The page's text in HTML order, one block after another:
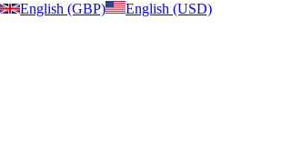
English (GBP)
English (USD)